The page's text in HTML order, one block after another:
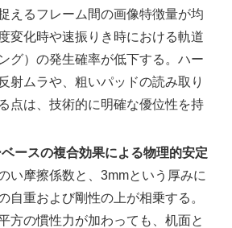
えるフレーム間の画像特徴量が均
変化時や速振りき時における軌道
グ）の発生確率が低下する。ハー
射ムラや、粗いパッドの読み取り
点は、技術的に明確な優位性を持
ースの複合効果による物理的安定
い摩擦係数と、3mmという厚みに
自重および剛性の上が相乗する。
方の慣性力が加わっても、机面と